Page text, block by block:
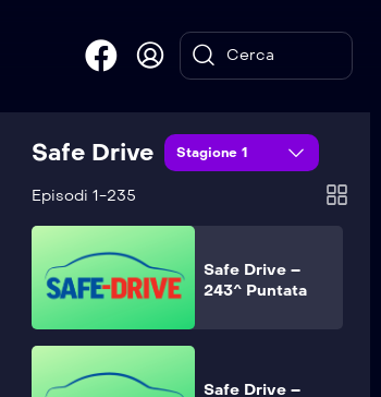
Safe Drive Stagione 1
Episodi 1-235
Safe Drive –
245^ Puntata
Safe Drive –
244^ Puntata
Safe Drive –
243^ Puntata
Safe Drive –